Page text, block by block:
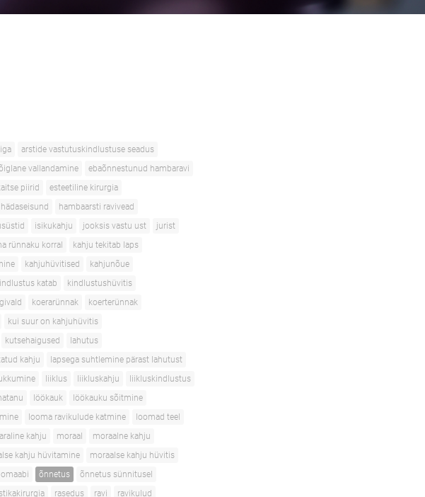
arstide vastutuskindlustuse seadus
vallandamine
ebaõnnestunud hambaravi
piirid
esteetiline kirurgia
hädaseisund
hambaarsti ravivead
isikukahju jooksis vastu ust
jurist
rünnaku korral
kahju tekitab laps
kahjuhüvitised
kahjunõue
katab
kindlustushüvitis
koerarünnak
koerterünnak
kui suur on kahjuhüvitis
kutsehaigused
lahutus
kahju
lapsega suhtlemine pärast lahutust
liiklus liikluskahju
liikluskindlustus
löökauk
löökauku sõitmine
looma ravikulude katmine
loomad teel
kahju moraal
moraalne kahju
kahju hüvitamine
moraalse kahju hüvitis
omaabi õnnetus
õnnetus sünnitusel
rasedus ravi
ravikulud